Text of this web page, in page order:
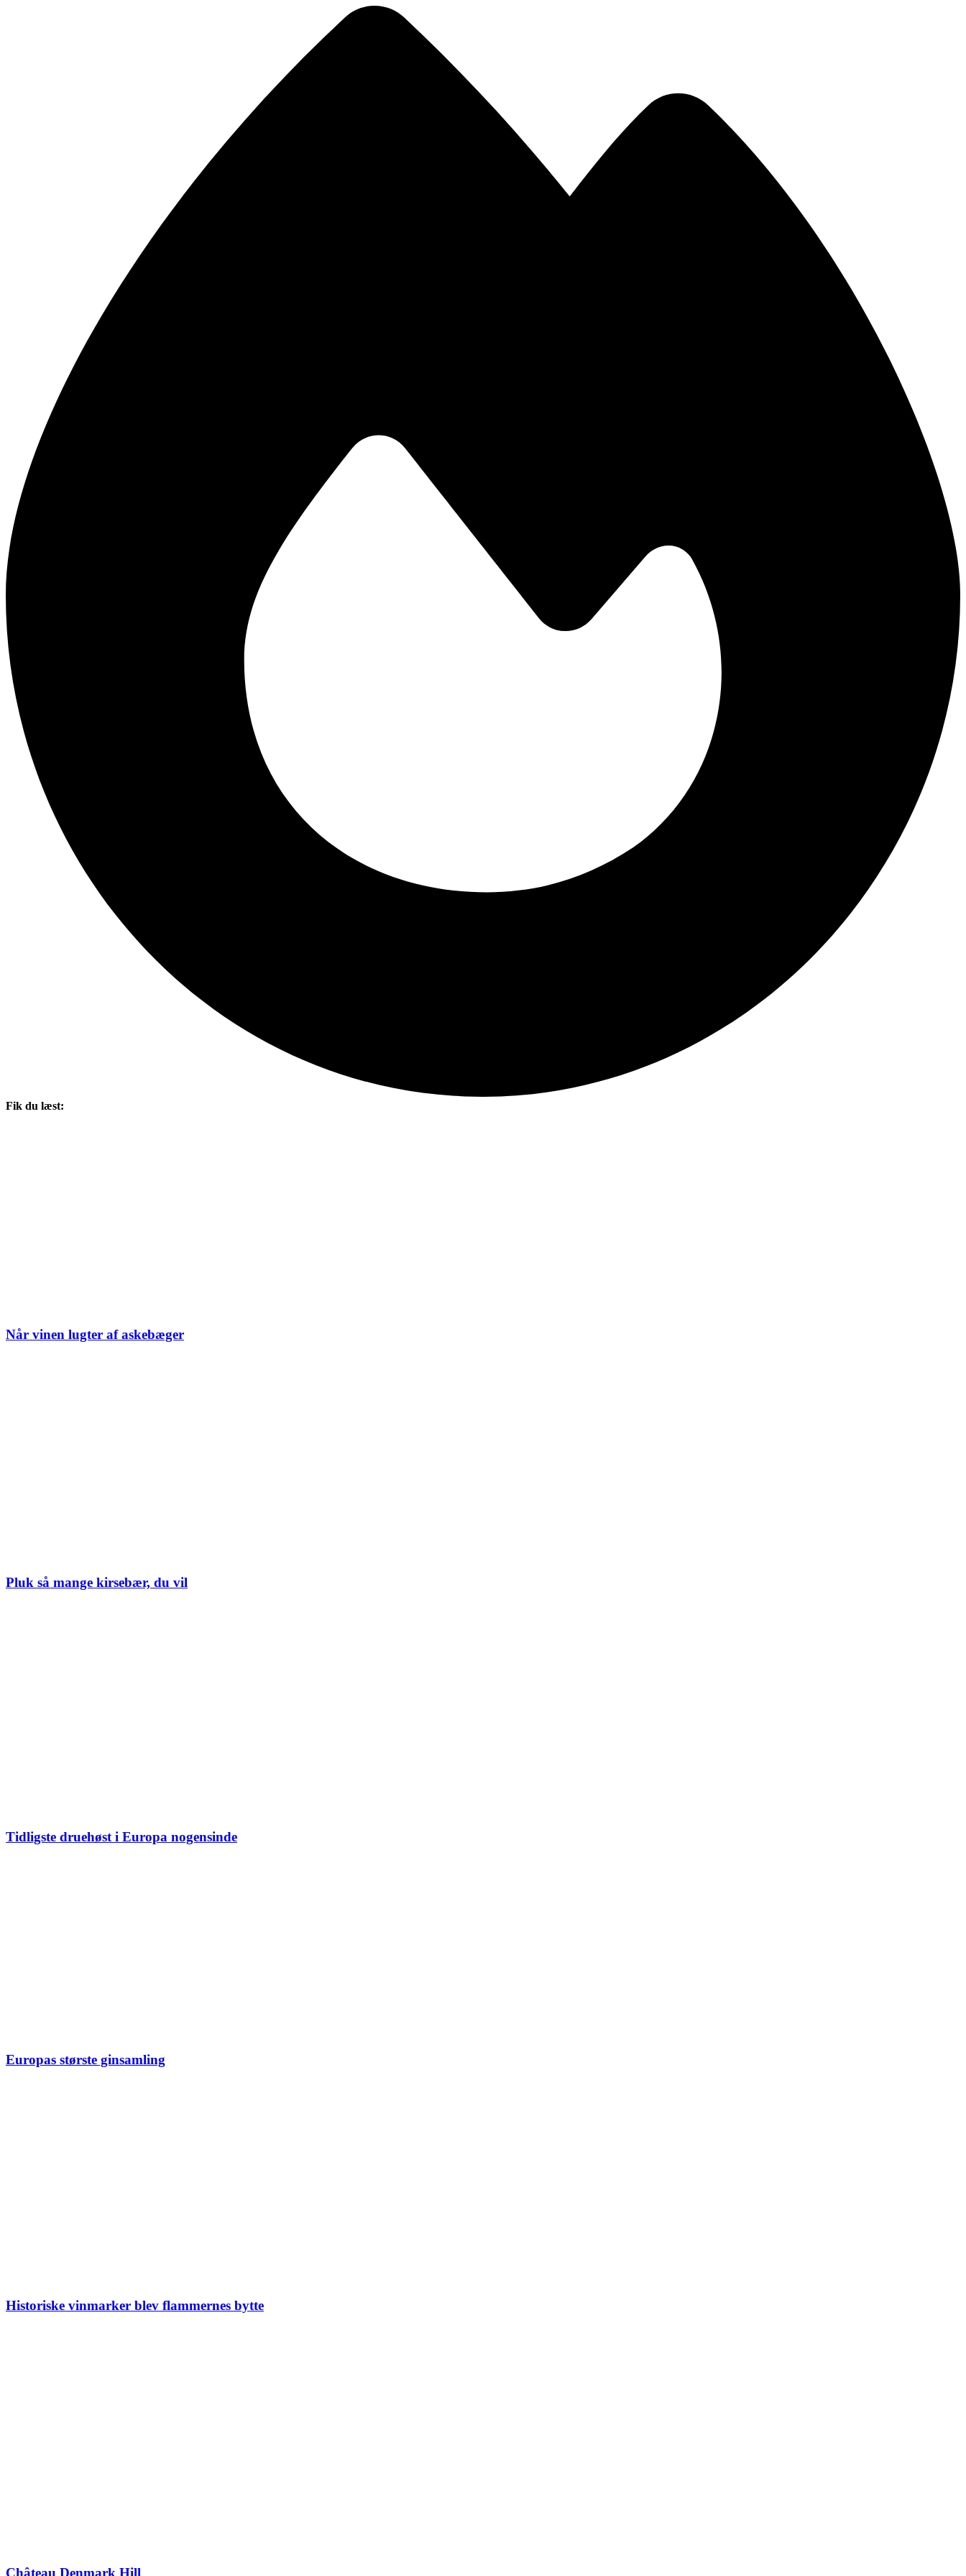
Fik du læst:
Når vinen lugter af askebæger
Pluk så mange kirsebær, du vil
Tidligste druehøst i Europa nogensinde
Europas største ginsamling
Historiske vinmarker blev flammernes bytte
Château Denmark Hill